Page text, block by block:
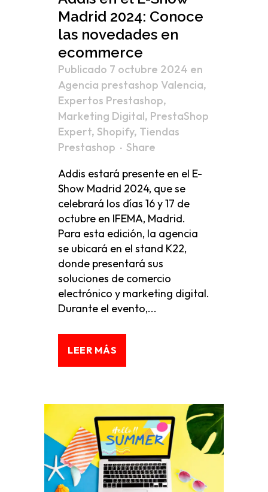
Madrid 2024: Conoce
las novedades en
ecommerce
Publicado 7 octubre 2024 en
Agencia prestashop Valencia,
Expertos Prestashop,
Marketing Digital, PrestaShop
Expert, Shopify, Tiendas
Prestashop
Share
Addis estará presente en el E-
Show Madrid 2024, que se
celebrará los días 16 y 17 de
octubre en IFEMA, Madrid.
Para esta edición, la agencia
se ubicará en el stand K22,
donde presentará sus
soluciones de comercio
electrónico y marketing digital.
Durante el evento,...
LEER MÁS